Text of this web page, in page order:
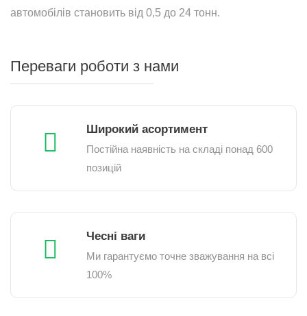
автомобілів становить від 0,5 до 24 тонн.
Переваги роботи з нами
Широкий асортимент
Постійна наявність на складі понад 600
позицій
Чесні ваги
Ми гарантуємо точне зважування на всі
100%